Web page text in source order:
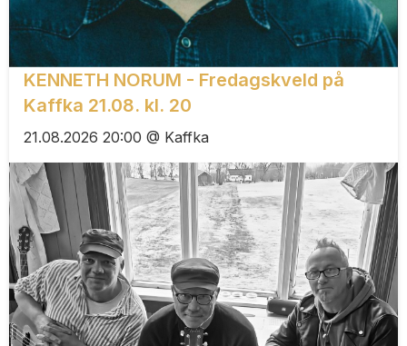
KENNETH NORUM - Fredagskveld på
Kaffka 21.08. kl. 20
21.08.2026 20:00 @ Kaffka